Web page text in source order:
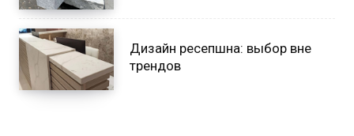
Дизайн ресепшна: выбор вне
трендов